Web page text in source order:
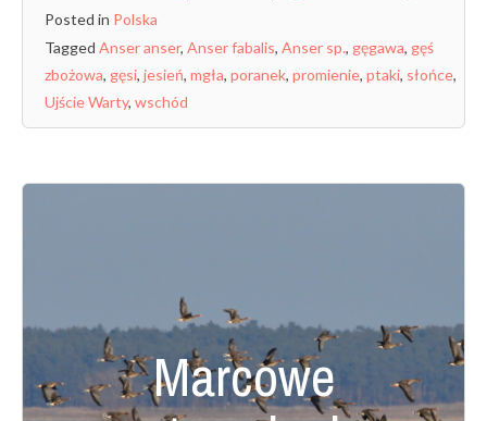
Posted in Polska
Tagged Anser anser, Anser fabalis, Anser sp., gęgawa, gęś
zbożowa, gęsi, jesień, mgła, poranek, promienie, ptaki, słońce,
Ujście Warty, wschód
Marcowe